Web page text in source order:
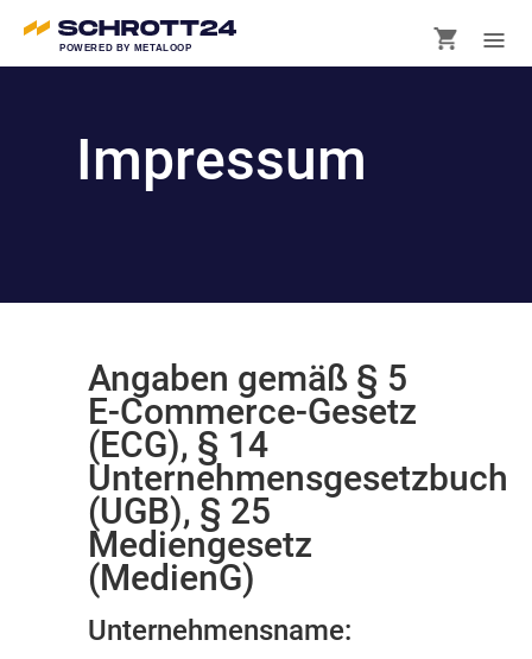
POWERED BY METALOOP
Impressum
Angaben gemäß § 5
E-Commerce-Gesetz
(ECG), § 14
Unternehmensgesetzbuch
(UGB), § 25
Mediengesetz
(MedienG)
Unternehmensname: